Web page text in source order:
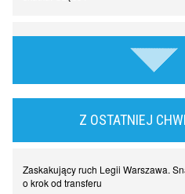
owca cała?
Z OSTATNIEJ
Zaskakujący ruch Legii Warszawa.
o krok od transferu